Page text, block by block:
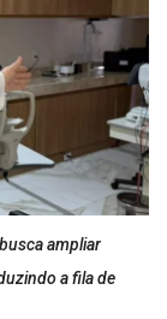
ampliar
a fila de